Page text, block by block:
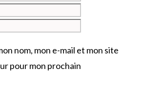
nom, mon e-mail et mon site
pour mon prochain